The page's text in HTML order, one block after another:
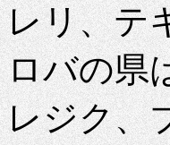
レリ、テ
ロバの県
レジク、